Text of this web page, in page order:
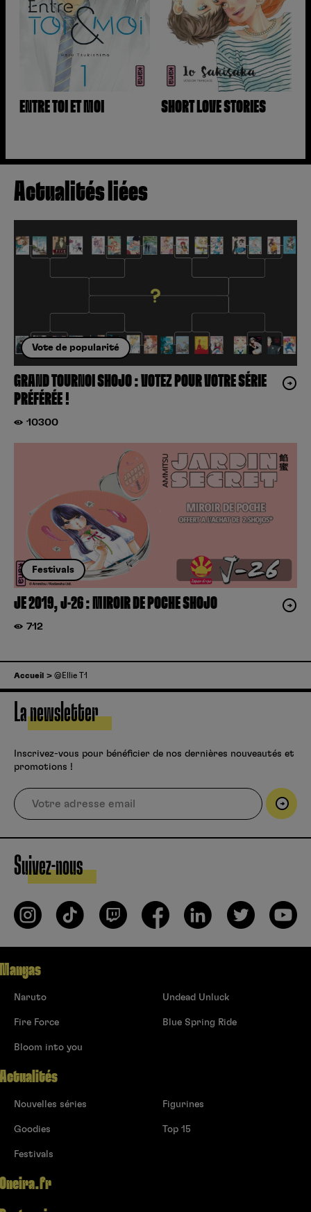
ENTRE TOI ET MOI SHORT LOVE STORIES
Actualités liées
Vote de popularité
GRAND TOURNOI SHOJO : VOTEZ POUR VOTRE SÉRIE
PRÉFÉRÉE !
10300
Festivals
JE 2019, J-26 : MIROIR DE POCHE SHOJO
712
Accueil @Ellie T1
La newsletter
Inscrivez-vous pour bénéficier de nos dernières nouveautés et
promotions !
Suivez-nous
Mangas
Naruto
Fire Force
Bloom into you
Undead Unluck
Blue Spring Ride
Actualités
Nouvelles séries
Goodies
Festivals
Figurines
Top 15
Oneira.fr